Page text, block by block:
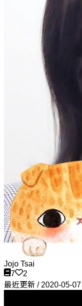
Jojo Tsai
7
2
最近更新 / 2020-05-